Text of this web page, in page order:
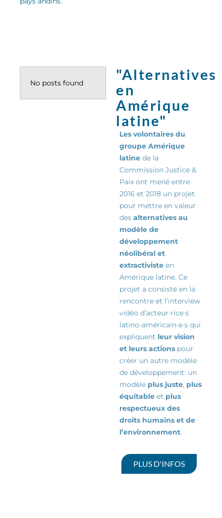
No posts found
"Alternatives
en
Amérique
latine"
Les volontaires du
groupe Amérique
latine de la
Commission Justice &
Paix ont mené entre
2016 et 2018 un projet
pour mettre en valeur
des alternatives au
modèle de
développement
néolibéral et
extractiviste en
Amérique latine. Ce
projet a consisté en la
rencontre et l’interview
vidéo d’acteur·rice·s
latino-américain·e·s qui
expliquent leur vision
et leurs actions pour
créer un autre modèle
de développement: un
modèle plus juste, plus
équitable et plus
respectueux des
droits humains et de
l’environnement.
PLUS D'INFOS